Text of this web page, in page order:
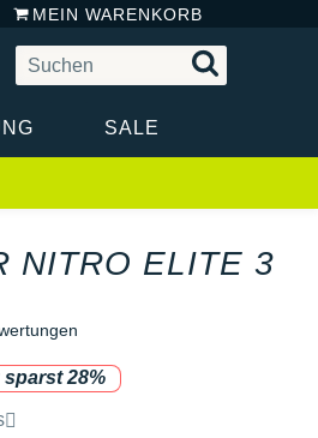
MEIN WARENKORB
SALE
NITRO ELITE 3
sparst 28%
der Marke